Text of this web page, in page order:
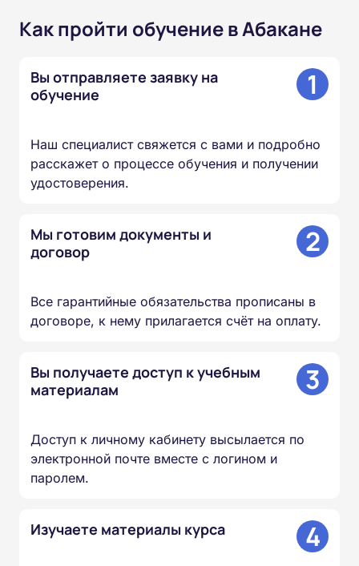
Как пройти обучение в Абакане
Вы отправляете заявку на
обучение
1
Наш специалист свяжется с вами и подробно
расскажет о процессе обучения и получении
удостоверения.
Мы готовим документы и
договор
2
Все гарантийные обязательства прописаны в
договоре, к нему прилагается счёт на оплату.
Вы получаете доступ к учебным
материалам
3
Доступ к личному кабинету высылается по
электронной почте вместе с логином и
паролем.
Изучаете материалы курса 4